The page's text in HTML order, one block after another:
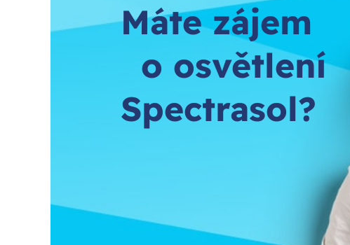
Máte zájem
o osvětlení
Spectrasol?